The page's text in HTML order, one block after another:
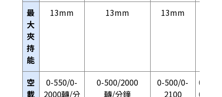
最
大
夾
持
能
13mm 13mm 13mm
空
載
0-550/0-
2000轉/分
0-500/2000
轉/分鐘
0-500/0-
2100
0-600
0-